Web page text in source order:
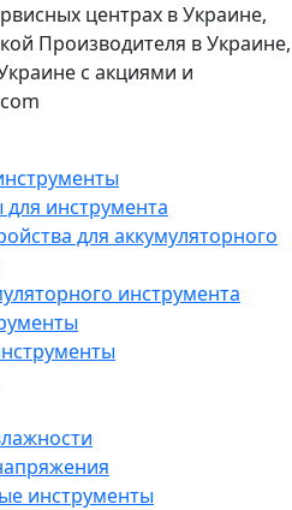
центрах в Украине,
Производителя в Украине,
с акциями и
инструмента
для аккумуляторного
инструмента
инструменты